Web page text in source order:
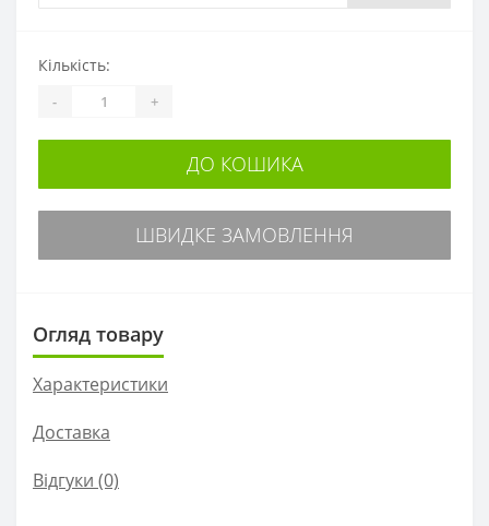
Кількість:
- +
ДО КОШИКА
ШВИДКЕ ЗАМОВЛЕННЯ
Огляд товару
Характеристики
Доставка
Відгуки (0)